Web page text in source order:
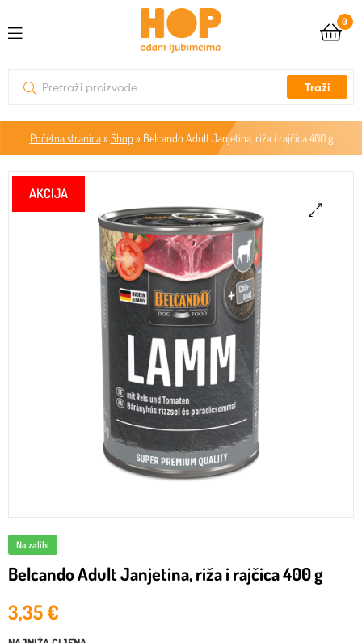
0
Traži
Početna stranica» Shop» Belcando Adult Janjetina, riža i rajčica 400 g
Na zalihi
Belcando Adult Janjetina, riža i rajčica 400 g
3,35€